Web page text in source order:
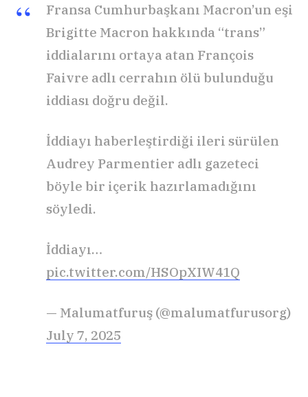
Fransa Cumhurbaşkanı Macron’un eşi
Brigitte Macron hakkında “trans”
iddialarını ortaya atan François
Faivre adlı cerrahın ölü bulunduğu
iddiası doğru değil.
İddiayı haberleştirdiği ileri sürülen
Audrey Parmentier adlı gazeteci
böyle bir içerik hazırlamadığını
söyledi.
İddiayı…
pic.twitter.com/HSOpXIW41Q
— Malumatfuruş (@malumatfurusorg)
July 7, 2025